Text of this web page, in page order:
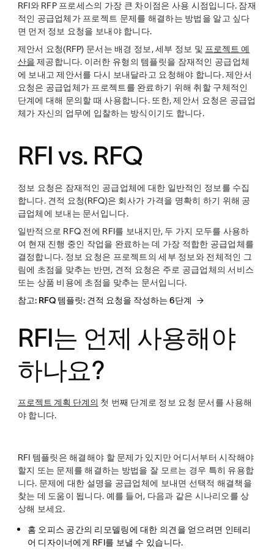
RFI와 RFP 프로세스의 가장 큰 차이점은 사용 시점입니다. 잠재
적인 공급업체가 프로젝트 문제를 해결하는 방법을 알고 싶다
면 먼저 정보 요청을 보내야 합니다.
제안서 요청(RFP) 문서는 배경 정보, 세부 정보 및 프로젝트 예
산을 제공합니다. 이러한 유형의 템플릿을 잠재적인 공급업체
에 보내고 제안서를 다시 보내달라고 요청해야 합니다. 제안서
요청은 공급업체가 프로젝트를 완료하기 위해 취할 구체적인
단계에 대해 문의할 때 사용합니다. 또한, 제안서 요청은 공급업
체가 자신의 업무에 입찰하는 방식이기도 합니다.
RFI vs. RFQ
정보 요청은 잠재적인 공급업체에 대한 일반적인 정보를 수집
합니다. 견적 요청(RFQ)은 회사가 가격을 명확히 하기 위해 공
급업체에 보내는 문서입니다.
일반적으로 RFQ 전에 RFI를 보내지만, 두 가지 모두를 사용하
여 현재 진행 중인 작업을 완료하는 데 가장 적합한 공급업체를
결정합니다. 정보 요청은 프로젝트의 세부 정보와 전체적인 그
림에 초점을 맞추는 반면, 견적 요청은 주로 공급업체의 서비스
또는 상품 비용에 초점을 맞추는 문서입니다.
참고: RFQ 템플릿: 견적 요청을 작성하는 6단계
RFI는 언제 사용해야
하나요?
프로젝트 계획 단계의 첫 번째 단계로 정보 요청 문서를 사용해
야 합니다.
RFI 템플릿은 해결해야 할 문제가 있지만 어디서부터 시작해야
할지 또는 문제를 해결하는 방법을 잘 모르는 경우 특히 유용합
니다. 문제에 대한 설명을 공급업체에 보내면 선택적 해결책을
찾는 데 도움이 됩니다. 예를 들어, 다음과 같은 시나리오를 상
상해 보세요.
홈 오피스 공간의 리모델링에 대한 의견을 얻으려면 인테리
어 디자이너에게 RFI를 보낼 수 있습니다.